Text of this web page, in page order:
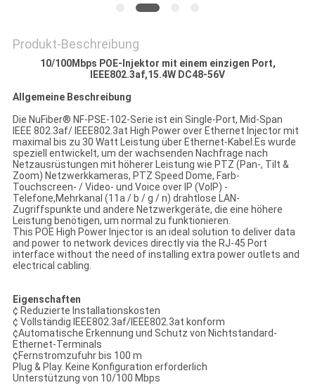
Produkt-Beschreibung
10/100Mbps POE-Injektor mit einem einzigen Port,
IEEE802.3af,15.4W DC48-56V
Allgemeine Beschreibung
Die NuFiber® NF-PSE-102-Serie ist ein Single-Port, Mid-Span
IEEE 802.3af/ IEEE802.3at High Power over Ethernet Injector mit
maximal bis zu 30 Watt Leistung über Ethernet-Kabel.Es wurde
speziell entwickelt, um der wachsenden Nachfrage nach
Netzausrüstungen mit höherer Leistung wie PTZ (Pan-, Tilt &
Zoom) Netzwerkkameras, PTZ Speed Dome, Farb-
Touchscreen- / Video- und Voice over IP (VoIP) -
Telefone,Mehrkanal (11a / b / g / n) drahtlose LAN-
Zugriffspunkte und andere Netzwerkgeräte, die eine höhere
Leistung benötigen, um normal zu funktionieren.
This POE High Power Injector is an ideal solution to deliver data
and power to network devices directly via the RJ-45 Port
interface without the need of installing extra power outlets and
electrical cabling.
Eigenschaften
¢ Reduzierte Installationskosten
¢ Vollständig IEEE802.3af/IEEE802.3at konform
¢Automatische Erkennung und Schutz von Nichtstandard-
Ethernet-Terminals
¢Fernstromzufuhr bis 100 m
Plug & Play. Keine Konfiguration erforderlich
Unterstützung von 10/100 Mbps